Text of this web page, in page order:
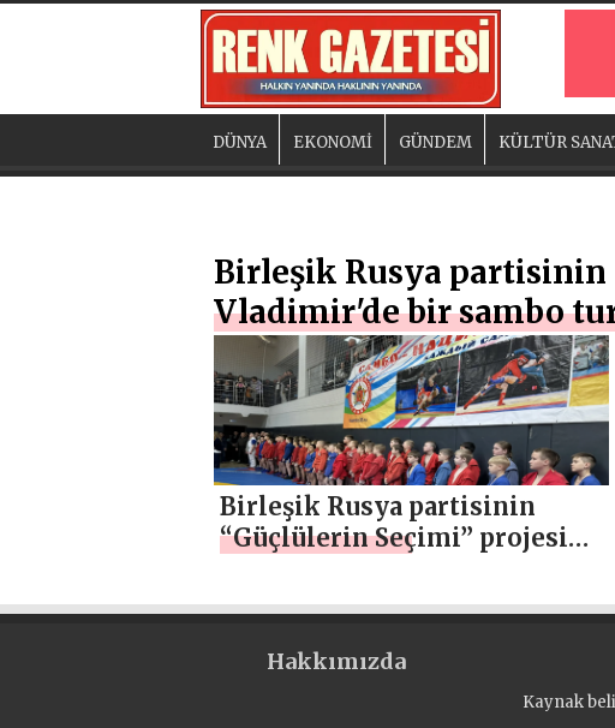
DÜNYA EKONOMİ GÜNDEM KÜLTÜR
Birleşik Rusya partisinin
Vladimir'de bir sambo
Birleşik Rusya partisinin
“Güçlülerin Seçimi” projesi
sambo turnuvası düzenlendi
Hakkımızda
Kaynak